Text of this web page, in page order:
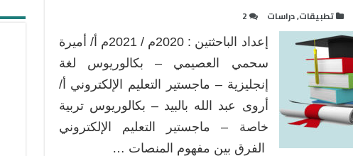
تطبيقات,دراسات 2
إعداد الباحثتين : 2020م / 2021م أ/ أميرة
سحمي العصيمي – بكالوريوس لغة
إنجليزية – ماجستير التعليم الإلكتروني أ/
أروى عبد الله بالبيد – بكالوريوس تربية
خاصة – ماجستير التعليم الإلكتروني
الفرق بين مفهوم المنصات …